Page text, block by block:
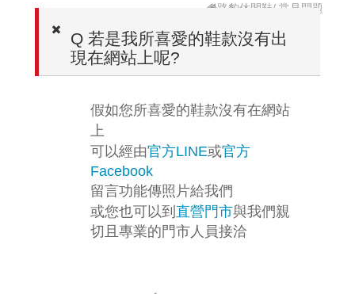
路豹休閒鞋/ 常見問題
Q 若是我所喜愛的鞋款沒有出
現在網站上呢?
假如您所喜愛的鞋款沒有在網站
上
可以經由官方LINE或官方
Facebook
留言功能傳照片給我們
或您也可以到直營門市與我們親
切且專業的門市人員接洽